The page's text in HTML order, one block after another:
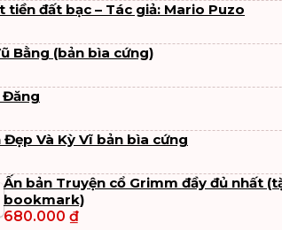
tiền đất bạc – Tác giả: Mario Puzo
Bằng (bản bìa cứng)
Đăng
Và Kỳ Vĩ bản bìa cứng
Ấn bản Truyện cổ Grimm đầy đủ nhất
bookmark)
680.000 ₫